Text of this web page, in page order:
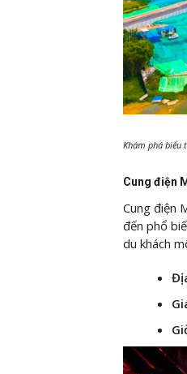
Khám phá biểu
Cung điện
Cung điện
đến phổ
du khách